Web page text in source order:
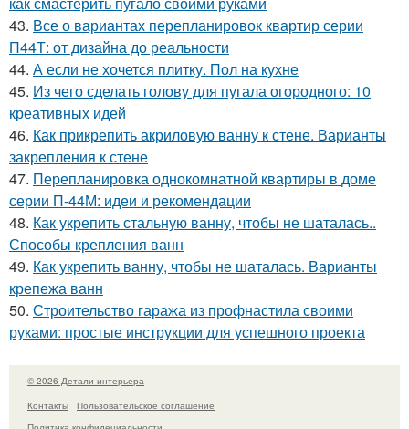
43. Все о вариантах перепланировок квартир серии
П44Т: от дизайна до реальности
44. А если не хочется плитку. Пол на кухне
45. Из чего сделать голову для пугала огородного: 10
креативных идей
46. Как прикрепить акриловую ванну к стене. Варианты
закрепления к стене
47. Перепланировка однокомнатной квартиры в доме
серии П-44М: идеи и рекомендации
48. Как укрепить стальную ванну, чтобы не шаталась..
Способы крепления ванн
49. Как укрепить ванну, чтобы не шаталась. Варианты
крепежа ванн
50. Строительство гаража из профнастила своими
руками: простые инструкции для успешного проекта
© 2026 Детали интерьера
Контакты
Пользовательское соглашение